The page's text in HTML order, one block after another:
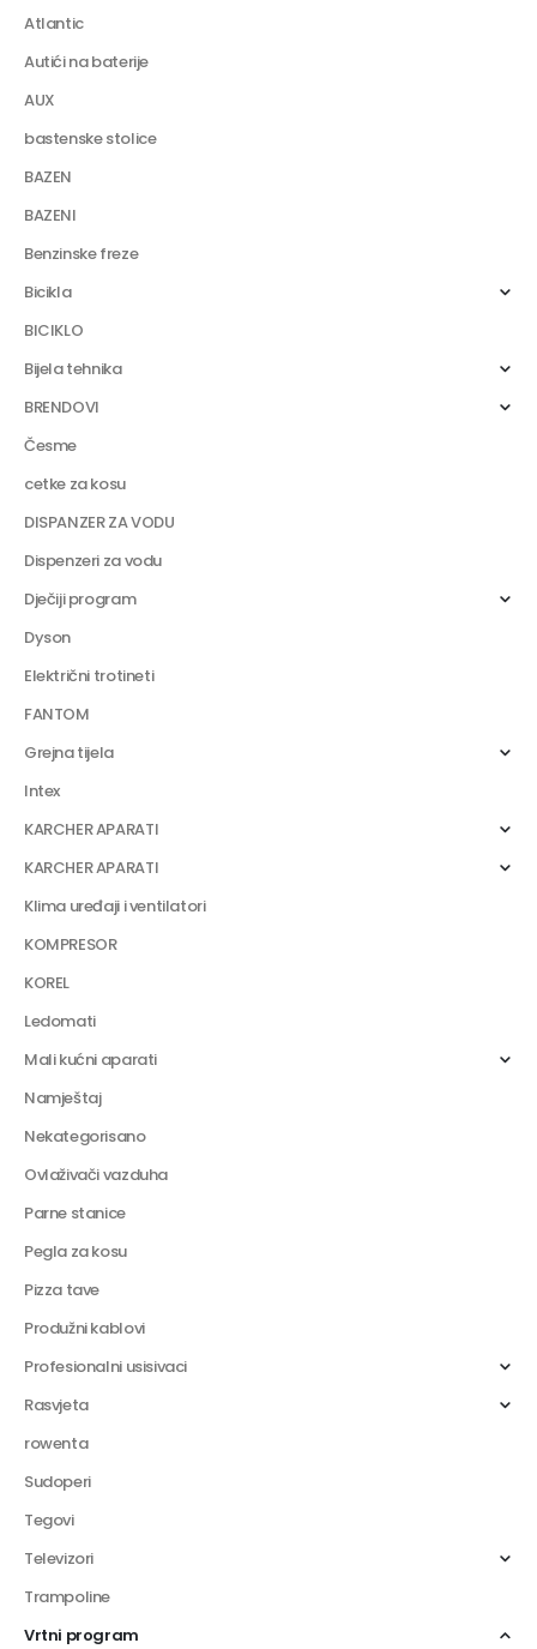
Atlantic
Autići na baterije
AUX
bastenske stolice
BAZEN
BAZENI
Benzinske freze
Bicikla
BICIKLO
Bijela tehnika
BRENDOVI
Česme
cetke za kosu
DISPANZER ZA VODU
Dispenzeri za vodu
Dječiji program
Dyson
Električni trotineti
FANTOM
Grejna tijela
Intex
KARCHER APARATI
KARCHER APARATI
Klima uređaji i ventilatori
KOMPRESOR
KOREL
Ledomati
Mali kućni aparati
Namještaj
Nekategorisano
Ovlaživači vazduha
Parne stanice
Pegla za kosu
Pizza tave
Produžni kablovi
Profesionalni usisivaci
Rasvjeta
rowenta
Sudoperi
Tegovi
Televizori
Trampoline
Vrtni program